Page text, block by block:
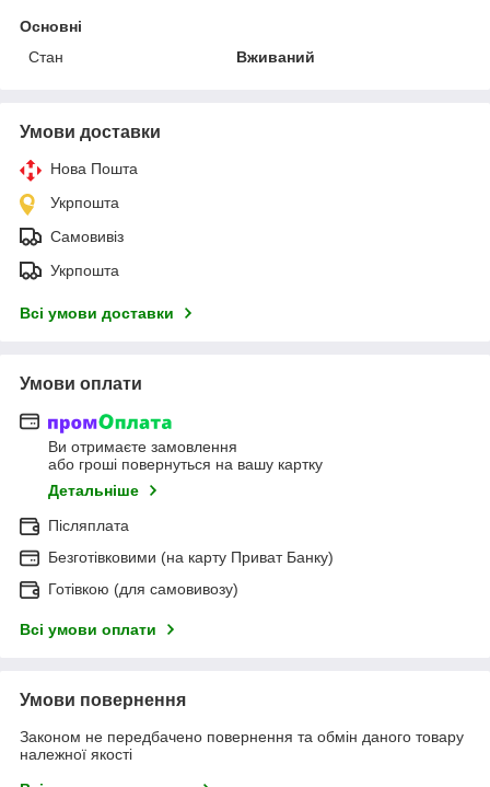
Основні
Стан
Вживаний
Умови доставки
Нова Пошта
Укрпошта
Самовивіз
Укрпошта
Всі умови доставки
Умови оплати
Ви отримаєте замовлення
або гроші повернуться на вашу картку
Детальніше
Післяплата
Безготівковими (на карту Приват Банку)
Готівкою (для самовивозу)
Всі умови оплати
Умови повернення
Законом не передбачено повернення та обмін даного товару
належної якості